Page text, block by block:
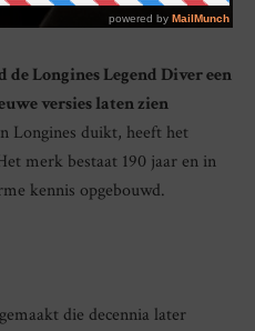
Longines Legend Diver een
versies laten zien
Longines duikt, heeft het
merk bestaat 190 jaar en in
kennis opgebouwd.
die decennia later